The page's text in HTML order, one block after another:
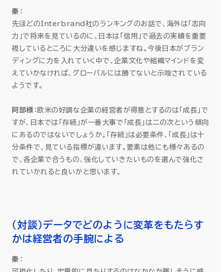
秦 ：
先ほどのInterbrand社のランキングのお話で、海外は「志向
力」で将来を見ているのに、日本は「信用」で過去の実績を重要
視しているところに大分違いを感じますね。今後日本がブラン
ディングに力を入れていく中で、企業文化や組織マインドを変
えていかなければ、グローバルには勝てないと示唆されている
ようです。
阿部様 ：欧米の好調な企業の経営者が得意とするのは「成長」で
すが、日本では「存続」が一番大事で「成長」は二の次という傾向
にあるのではないでしょうか。「存続」は必要条件、「成長」は十
分条件で、見ている指標が違います。要素は他にも様々あるの
で、各企業で合うもの、強化していきたいものを選んで強化さ
れていかれると良いかと思います。
（対談）データでどのように変革をもたらす
かは経営者の手腕による
秦 ：